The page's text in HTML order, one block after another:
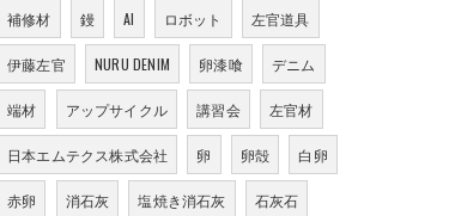
補修材 鏝 AI ロボット 左官道具
伊藤左官 NURU DENIM 卵漆喰 デニム
端材 アップサイクル 講習会 左官材
日本エムテクス株式会社 卵 卵殻 白卵
赤卵 消石灰 塩焼き消石灰 石灰石